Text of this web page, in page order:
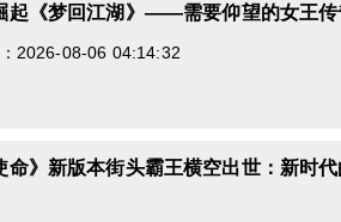
起《梦回江湖》——需要仰望的女王传
2026-08-06 04:14:32
命》新版本街头霸王横空出世：新时